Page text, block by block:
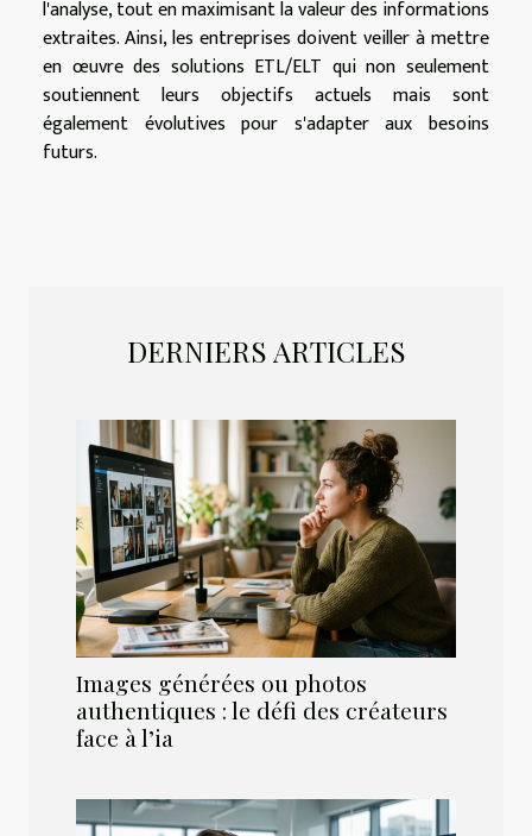
l'analyse, tout en maximisant la valeur des informations
extraites. Ainsi, les entreprises doivent veiller à mettre
en œuvre des solutions ETL/ELT qui non seulement
soutiennent leurs objectifs actuels mais sont
également évolutives pour s'adapter aux besoins
futurs.
DERNIERS ARTICLES
Images générées ou photos
authentiques : le défi des créateurs
face à l’ia